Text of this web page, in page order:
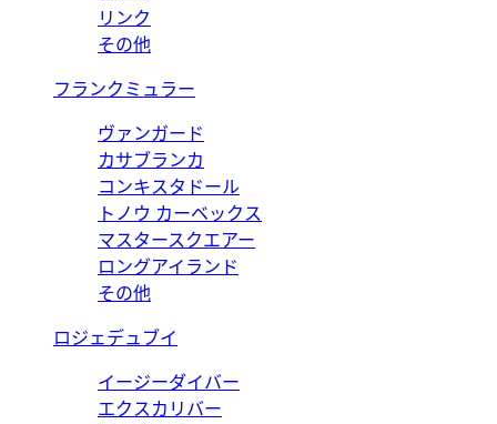
リンク
その他
フランクミュラー
ヴァンガード
カサブランカ
コンキスタドール
トノウ カーベックス
マスタースクエアー
ロングアイランド
その他
ロジェデュブイ
イージーダイバー
エクスカリバー